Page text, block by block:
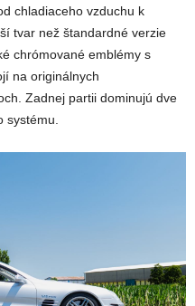
chladiaceho vzduchu k
tvar než štandardné verzie
chrómované emblémy s
na originálnych
Zadnej partii dominujú dve
systému.